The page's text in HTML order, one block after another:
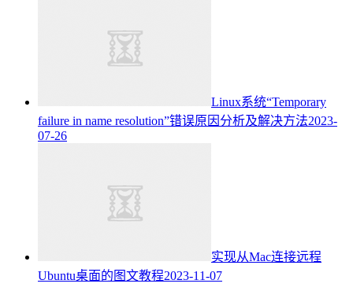
Linux系统“Temporary
failure in name resolution”错误原因分析及解决方法2023-
07-26
实现从Mac连接远程
Ubuntu桌面的图文教程2023-11-07